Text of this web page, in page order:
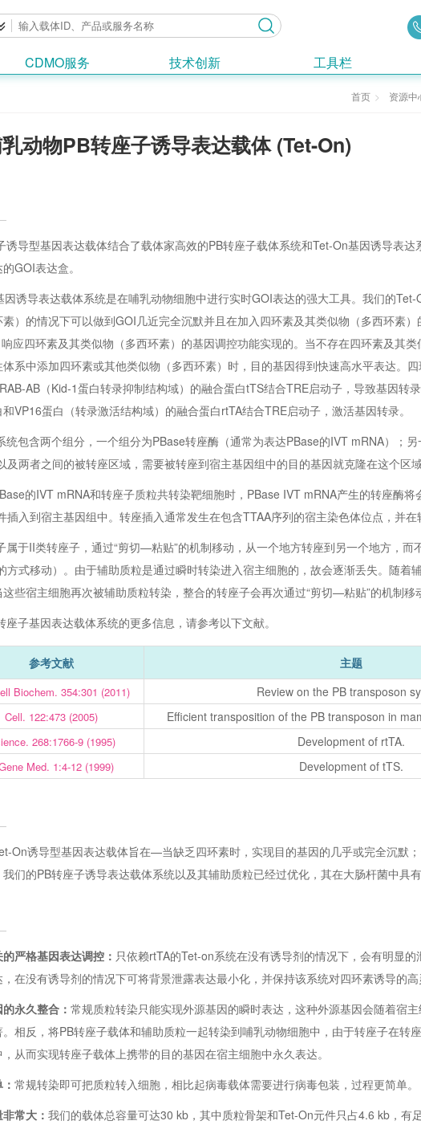
CDMO服务 技术创新 工具栏
首页 资源中
动物PB转座子诱导表达载体 (Tet-On)
诱导型基因表达载体结合了载体家高效的PB转座子载体系统和Tet-On基因诱导表
GOI表达盒。
因诱导表达载体系统是在哺乳动物细胞中进行实时GOI表达的强大工具。我们的
素）的情况下可以做到GOI几近完全沉默并且在加入四环素及其类似物（多西环素
应四环素及其类似物（多西环素）的基因调控功能实现的。当不存在四环素及其
系中添加四环素或其他类似物（多西环素）时，目的基因得到快速高水平表达。
AB（Kid-1蛋白转录抑制结构域）的融合蛋白tTS结合TRE启动子，导致基因转
VP16蛋白（转录激活结构域）的融合蛋白rtTA结合TRE启动子，激活基因转录。
统包含两个组分，一个组分为PBase转座酶（通常为表达PBase的IVT mRNA）；
及两者之间的被转座区域，需要被转座到宿主基因组中的目的基因就克隆在这个区域
的IVT mRNA和转座子质粒共转染靶细胞时，PBase IVT mRNA产生的转座酶
插入到宿主基因组中。转座插入通常发生在包含TTAA序列的宿主染色体位点，并在
属于II类转座子，通过“剪切—粘贴”的机制移动，从一个地方转座到另一个地方，而
方式移动）。由于辅助质粒是通过瞬时转染进入宿主细胞的，故会逐渐丢失。随着
些宿主细胞再次被辅助质粒转染，整合的转座子会再次通过“剪切—粘贴”的机制移
座子基因表达载体系统的更多信息，请参考以下文献。
参考文献 主题
Biochem. 354:301 (2011) Review on the PB transposon
Cell. 122:473 (2005) Efficient transposition of the PB transposon in
268:1766-9 (1995) Development of rtTA.
Med. 1:4-12 (1999) Development of tTS.
On诱导型基因表达载体旨在—当缺乏四环素时，实现目的基因的几乎或完全沉默
们的PB转座子诱导表达载体系统以及其辅助质粒已经过优化，其在大肠杆菌中具
严格基因表达调控： 只依赖rtTA的Tet-on系统在没有诱导剂的情况下，会有明显
在没有诱导剂的情况下可将背景泄露表达最小化，并保持该系统对四环素诱导的高
永久整合： 常规质粒转染只能实现外源基因的瞬时表达，这种外源基因会随着宿
。相反，将PB转座子载体和辅助质粒一起转染到哺乳动物细胞中，由于转座子在转
从而实现转座子载体上携带的目的基因在宿主细胞中永久表达。
常规转染即可把质粒转入细胞，相比起病毒载体需要进行病毒包装，过程更简单。
常大： 我们的载体总容量可达30 kb，其中质粒骨架和Tet-On元件只占4.6 kb，有